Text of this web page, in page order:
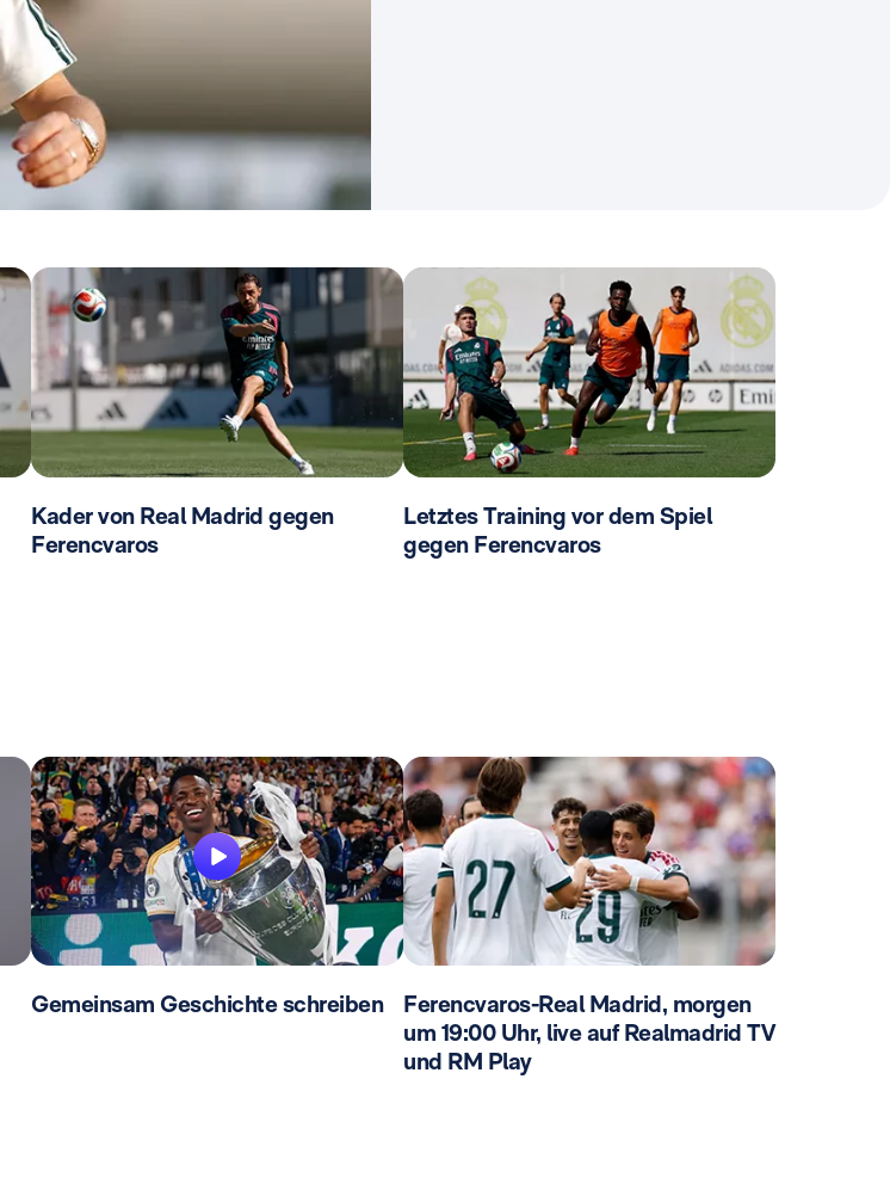
Kader von Real Madrid gegen
Ferencvaros
Letztes Training vor dem Spiel
gegen Ferencvaros
Gemeinsam Geschichte schreiben
Ferencvaros-Real Madrid, morgen
um 19:00 Uhr, live auf Realmadrid TV
und RM Play